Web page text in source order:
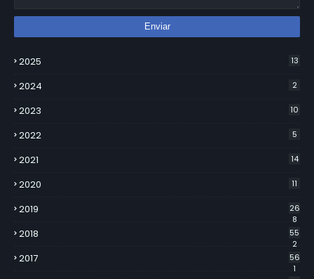
2025 13
2024 2
2023 10
2022 5
2021 14
2020 11
2019
26
8
2018
55
2
2017
56
1